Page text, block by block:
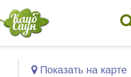
Показать на карте